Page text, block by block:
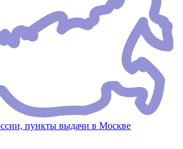
пункты выдачи в Москве